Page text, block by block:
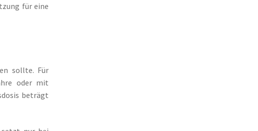
für eine
sollte. Für
oder mit
beträgt